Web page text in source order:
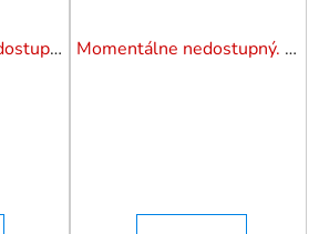
Tovar je aktuálne nedostupný. Dotazuj dostupnosť.
Momentálne nedostupný. Pozrite si naše varianty.